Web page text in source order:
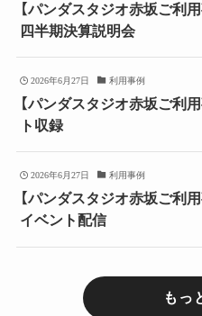
【パンダスタジオ赤坂ご利
四半期決算説明会
2026年6月27日 利用事例
【パンダスタジオ赤坂ご利
ト収録
2026年6月27日 利用事例
【パンダスタジオ赤坂ご利
イベント配信
もっ